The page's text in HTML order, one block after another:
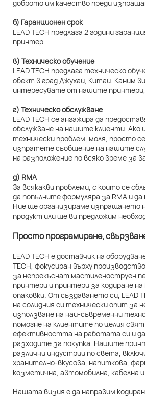
доброто им качество преди
б) Гаранционен срок
LEAD TECH предлага 2 години
принтер.
в) Техническо обучение
LEAD TECH предлага техническо
обект в град Джухай, Китай. Каним
интересувате от нашите
г) Техническо обслужване
LEAD TECH се ангажира да
обслужване на нашите клиенти. Ако
технически проблем, моля, просто
изпратете съобщение на нашите
на разположение по всяко време за
д) RMA
За всякакви проблеми, с които се
да попълните формуляра за RMA и
Ние ще организираме изпращането
продукт или ще ви предложим
Просто програмиране,
LEAD TECH е доставчик на
TECH, фокусиран върху
за непрекъснат мастиленоструен
принтери и принтери за кодиране
опаковки. От създаването си, LEAD
на солидния си технически опит за
използване на най-съвременни
помогне на клиентите по целия
ефективността на работата си и
разходите за покупка. Нашите
различни индустрии по света,
хранително-вкусова, напиткова,
козметична, автомобилна, кабелна
Нашата визия е да направим